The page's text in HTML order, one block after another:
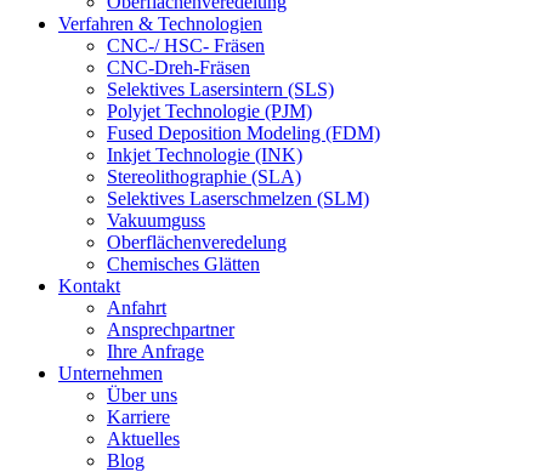
Verfahren & Technologien
CNC-/ HSC- Fräsen
CNC-Dreh-Fräsen
Selektives Lasersintern (SLS)
Polyjet Technologie (PJM)
Fused Deposition Modeling (FDM)
Inkjet Technologie (INK)
Stereolithographie (SLA)
Selektives Laserschmelzen (SLM)
Vakuumguss
Oberflächenveredelung
Chemisches Glätten
Kontakt
Anfahrt
Ansprechpartner
Ihre Anfrage
Unternehmen
Über uns
Karriere
Aktuelles
Blog